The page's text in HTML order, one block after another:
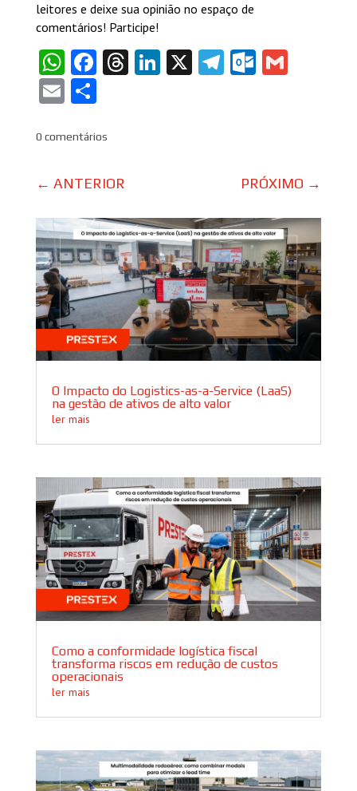
leitores e deixe sua opinião no espaço de
comentários! Participe!
WhatsApp
Facebook
Threads
LinkedIn
X TelegramGmail
EmailShare
0 comentários
← ANTERIOR PRÓXIMO →
O Impacto do Logistics-as-a-Service (LaaS)
na gestão de ativos de alto valor
ler mais
Como a conformidade logística fiscal
transforma riscos em redução de custos
operacionais
ler mais